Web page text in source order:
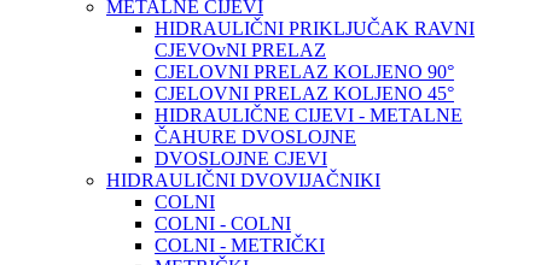
METALNE CIJEVI
HIDRAULIČNI PRIKLJUČAK RAVNI
CJEVOvNI PRELAZ
CJELOVNI PRELAZ KOLJENO 90°
CJELOVNI PRELAZ KOLJENO 45°
HIDRAULIČNE CIJEVI - METALNE
ČAHURE DVOSLOJNE
DVOSLOJNE CJEVI
HIDRAULIČNI DVOVIJAČNIKI
COLNI
COLNI - COLNI
COLNI - METRIČKI